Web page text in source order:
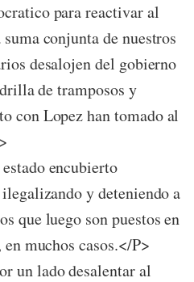
para reactivar al
conjunta de nuestros
desalojen del gobierno
de tramposos y
con Lopez han tomado al
encubierto
y deteniendo a
que luego son puestos en
muchos casos.</P>
un lado desalentar al